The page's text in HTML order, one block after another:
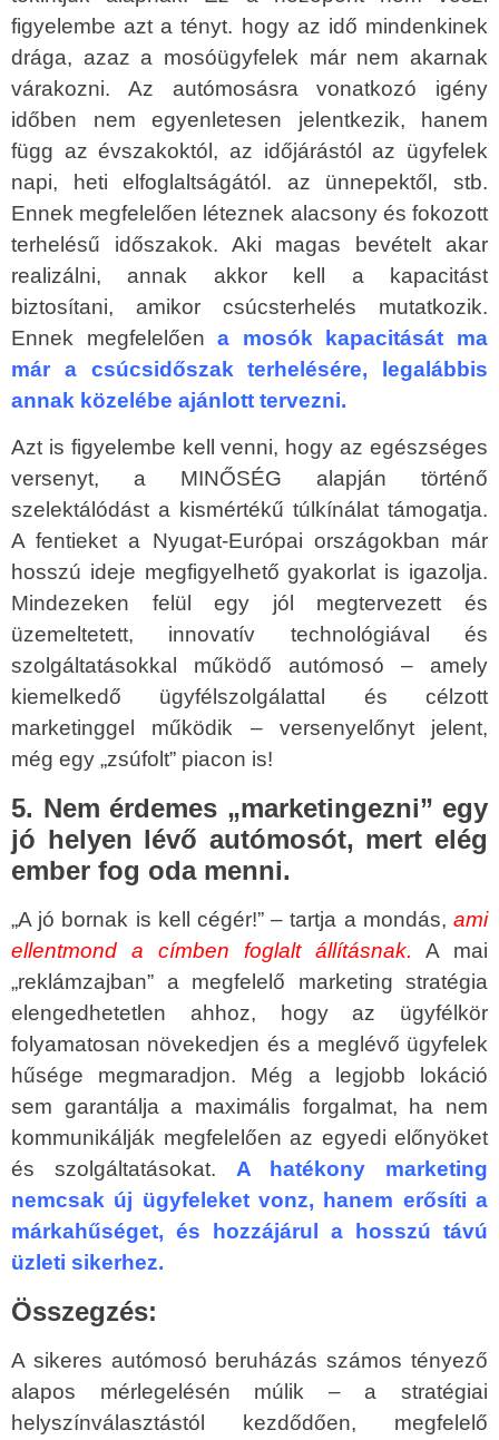
figyelembe azt a tényt. hogy az idő mindenkinek
drága, azaz a mosóügyfelek már nem akarnak
várakozni. Az autómosásra vonatkozó igény
időben nem egyenletesen jelentkezik, hanem
függ az évszakoktól, az időjárástól az ügyfelek
napi, heti elfoglaltságától. az ünnepektől, stb.
Ennek megfelelően léteznek alacsony és fokozott
terhelésű időszakok. Aki magas bevételt akar
realizálni, annak akkor kell a kapacitást
biztosítani, amikor csúcsterhelés mutatkozik.
Ennek megfelelőena mosók kapacitását ma
már a csúcsidőszak terhelésére, legalábbis
annak közelébe ajánlott tervezni.
Azt is figyelembe kell venni, hogy az egészséges
versenyt, a MINŐSÉG alapján történő
szelektálódást a kismértékű túlkínálat támogatja.
A fentieket a Nyugat-Európai országokban már
hosszú ideje megfigyelhető gyakorlat is igazolja.
Mindezeken felül egy jól megtervezett és
üzemeltetett, innovatív technológiával és
szolgáltatásokkal működő autómosó – amely
kiemelkedő ügyfélszolgálattal és célzott
marketinggel működik – versenyelőnyt jelent,
még egy „zsúfolt” piacon is!
5. Nem érdemes „marketingezni” egy
jó helyen lévő autómosót, mert elég
ember fog oda menni.
„A jó bornak is kell cégér!” – tartja a mondás, ami
ellentmond a címben foglalt állításnak. A mai
„reklámzajban” a megfelelő marketing stratégia
elengedhetetlen ahhoz, hogy az ügyfélkör
folyamatosan növekedjen és a meglévő ügyfelek
hűsége megmaradjon. Még a legjobb lokáció
sem garantálja a maximális forgalmat, ha nem
kommunikálják megfelelően az egyedi előnyöket
és szolgáltatásokat. A hatékony marketing
nemcsak új ügyfeleket vonz, hanem erősíti a
márkahűséget, és hozzájárul a hosszú távú
üzleti sikerhez.
Összegzés:
A sikeres autómosó beruházás számos tényező
alapos mérlegelésén múlik – a stratégiai
helyszínválasztástól kezdődően, megfelelő